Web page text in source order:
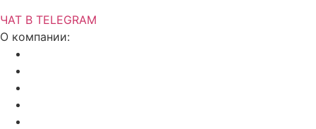
ЧАТ В TELEGRAM
О компании: